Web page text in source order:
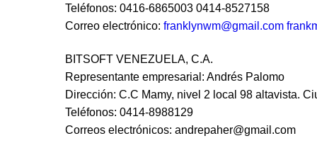
Teléfonos: 0416-6865003 0414-8527158
Correo electrónico: franklynwm@gmail.com
BITSOFT VENEZUELA, C.A.
Representante empresarial: Andrés Palomo
Dirección: C.C Mamy, nivel 2 local 98 altavista.
Teléfonos: 0414-8988129
Correos electrónicos: andrepaher@gmail.com